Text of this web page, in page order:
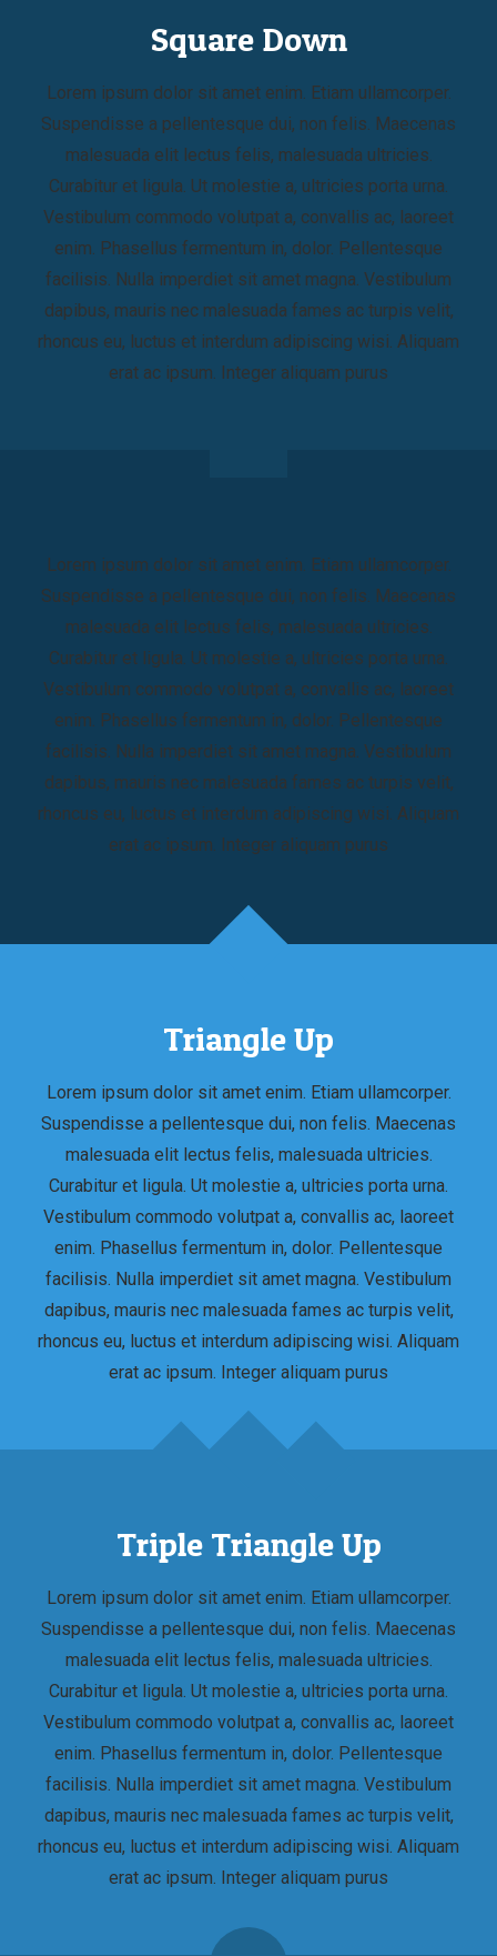
Square Down
Lorem ipsum dolor sit amet enim. Etiam ullamcorper.
Suspendisse a pellentesque dui, non felis. Maecenas
malesuada elit lectus felis, malesuada ultricies.
Curabitur et ligula. Ut molestie a, ultricies porta urna.
Vestibulum commodo volutpat a, convallis ac, laoreet
enim. Phasellus fermentum in, dolor. Pellentesque
facilisis. Nulla imperdiet sit amet magna. Vestibulum
dapibus, mauris nec malesuada fames ac turpis velit,
rhoncus eu, luctus et interdum adipiscing wisi. Aliquam
erat ac ipsum. Integer aliquam purus
Lorem ipsum dolor sit amet enim. Etiam ullamcorper.
Suspendisse a pellentesque dui, non felis. Maecenas
malesuada elit lectus felis, malesuada ultricies.
Curabitur et ligula. Ut molestie a, ultricies porta urna.
Vestibulum commodo volutpat a, convallis ac, laoreet
enim. Phasellus fermentum in, dolor. Pellentesque
facilisis. Nulla imperdiet sit amet magna. Vestibulum
dapibus, mauris nec malesuada fames ac turpis velit,
rhoncus eu, luctus et interdum adipiscing wisi. Aliquam
erat ac ipsum. Integer aliquam purus
Triangle Up
Lorem ipsum dolor sit amet enim. Etiam ullamcorper.
Suspendisse a pellentesque dui, non felis. Maecenas
malesuada elit lectus felis, malesuada ultricies.
Curabitur et ligula. Ut molestie a, ultricies porta urna.
Vestibulum commodo volutpat a, convallis ac, laoreet
enim. Phasellus fermentum in, dolor. Pellentesque
facilisis. Nulla imperdiet sit amet magna. Vestibulum
dapibus, mauris nec malesuada fames ac turpis velit,
rhoncus eu, luctus et interdum adipiscing wisi. Aliquam
erat ac ipsum. Integer aliquam purus
Triple Triangle Up
Lorem ipsum dolor sit amet enim. Etiam ullamcorper.
Suspendisse a pellentesque dui, non felis. Maecenas
malesuada elit lectus felis, malesuada ultricies.
Curabitur et ligula. Ut molestie a, ultricies porta urna.
Vestibulum commodo volutpat a, convallis ac, laoreet
enim. Phasellus fermentum in, dolor. Pellentesque
facilisis. Nulla imperdiet sit amet magna. Vestibulum
dapibus, mauris nec malesuada fames ac turpis velit,
rhoncus eu, luctus et interdum adipiscing wisi. Aliquam
erat ac ipsum. Integer aliquam purus